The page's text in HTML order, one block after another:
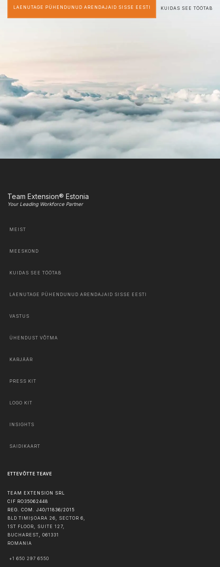
LAENUTAGE PÜHENDUNUD ARENDAJAID SISSE EESTI KUIDAS SEE TÖÖTAB
Team Extension® Estonia
Your Leading Workforce Partner
MEIST
MEESKOND
KUIDAS SEE TÖÖTAB
LAENUTAGE PÜHENDUNUD ARENDAJAID SISSE EESTI
VASTUS
ÜHENDUST VÕTMA
KARJÄÄR
PRESS KIT
LOGO KIT
INSIGHTS
SAIDIKAART
ETTEVÕTTE TEAVE
TEAM EXTENSION SRL
CIF RO35062448
REG. COM. J40/11836/2015
BLD TIMIȘOARA 26, SECTOR 6,
1ST FLOOR, SUITE 127,
BUCHAREST, 061331
ROMANIA
+1 650 297 6550